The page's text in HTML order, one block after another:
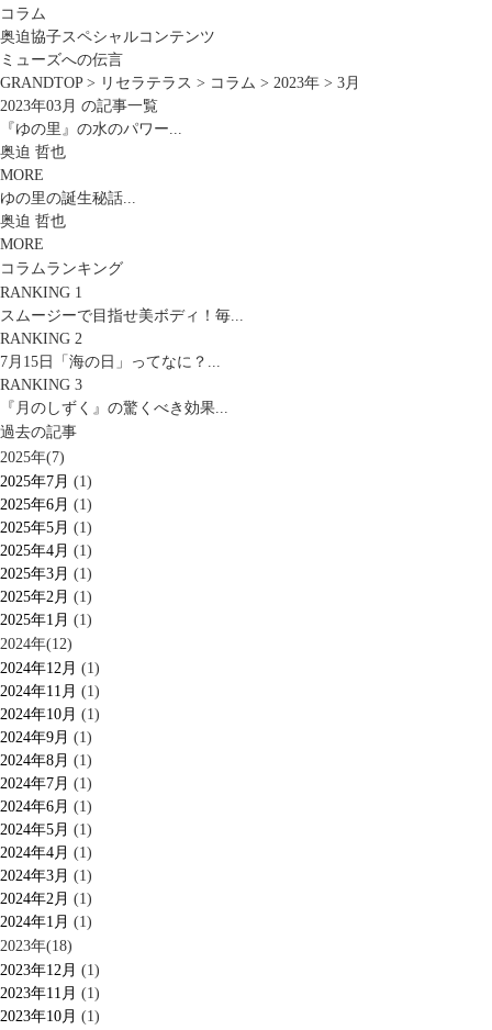
コラム
奥迫協子スペシャルコンテンツ
ミューズへの伝言
GRANDTOP> リセラテラス > コラム > 2023年 > 3月
2023年03月 の記事一覧
『ゆの里』の水のパワー...
奥迫 哲也
MORE
ゆの里の誕生秘話...
奥迫 哲也
MORE
コラムランキング
RANKING 1
スムージーで目指せ美ボディ！毎...
RANKING 2
7月15日「海の日」ってなに？...
RANKING 3
『月のしずく』の驚くべき効果...
過去の記事
2025年(7)
2025年7月 (1)
2025年6月 (1)
2025年5月 (1)
2025年4月 (1)
2025年3月 (1)
2025年2月 (1)
2025年1月 (1)
2024年(12)
2024年12月 (1)
2024年11月 (1)
2024年10月 (1)
2024年9月 (1)
2024年8月 (1)
2024年7月 (1)
2024年6月 (1)
2024年5月 (1)
2024年4月 (1)
2024年3月 (1)
2024年2月 (1)
2024年1月 (1)
2023年(18)
2023年12月 (1)
2023年11月 (1)
2023年10月 (1)